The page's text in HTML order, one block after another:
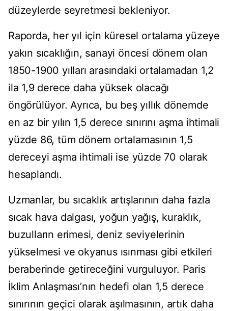
düzeylerde seyretmesi bekleniyor.
Raporda, her yıl için küresel ortalama yüzeye
yakın sıcaklığın, sanayi öncesi dönem olan
1850-1900 yılları arasındaki ortalamadan 1,2
ila 1,9 derece daha yüksek olacağı
öngörülüyor. Ayrıca, bu beş yıllık dönemde
en az bir yılın 1,5 derece sınırını aşma ihtimali
yüzde 86, tüm dönem ortalamasının 1,5
dereceyi aşma ihtimali ise yüzde 70 olarak
hesaplandı.
Uzmanlar, bu sıcaklık artışlarının daha fazla
sıcak hava dalgası, yoğun yağış, kuraklık,
buzulların erimesi, deniz seviyelerinin
yükselmesi ve okyanus ısınması gibi etkileri
beraberinde getireceğini vurguluyor. Paris
İklim Anlaşması’nın hedefi olan 1,5 derece
sınırının geçici olarak aşılmasının, artık daha